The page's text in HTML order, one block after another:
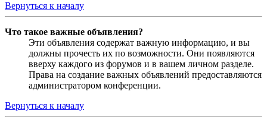
Вернуться к началу
Что такое важные объявления?
Эти объявления содержат важную информацию, и вы
должны прочесть их по возможности. Они появляются
вверху каждого из форумов и в вашем личном разделе.
Права на создание важных объявлений предоставляются
администратором конференции.
Вернуться к началу